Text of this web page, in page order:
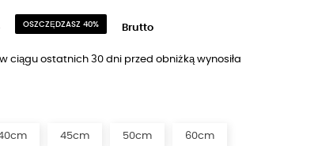
OSZCZĘDZASZ 40% Brutto
ciągu ostatnich 30 dni przed obniżką wynosiła
45cm 50cm 60cm